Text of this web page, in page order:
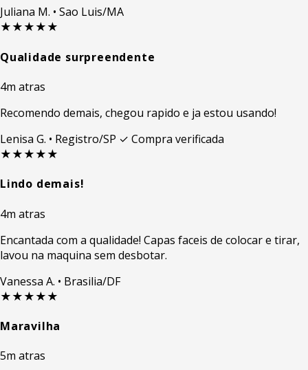
Juliana M. • Sao Luis/MA
★★★★★
Qualidade surpreendente
4m atras
Recomendo demais, chegou rapido e ja estou usando!
Lenisa G. • Registro/SP ✓ Compra verificada
★★★★★
Lindo demais!
4m atras
Encantada com a qualidade! Capas faceis de colocar e tirar,
lavou na maquina sem desbotar.
Vanessa A. • Brasilia/DF
★★★★★
Maravilha
5m atras